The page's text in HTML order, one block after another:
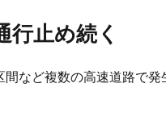
行止め続く
など複数の高速道路で発